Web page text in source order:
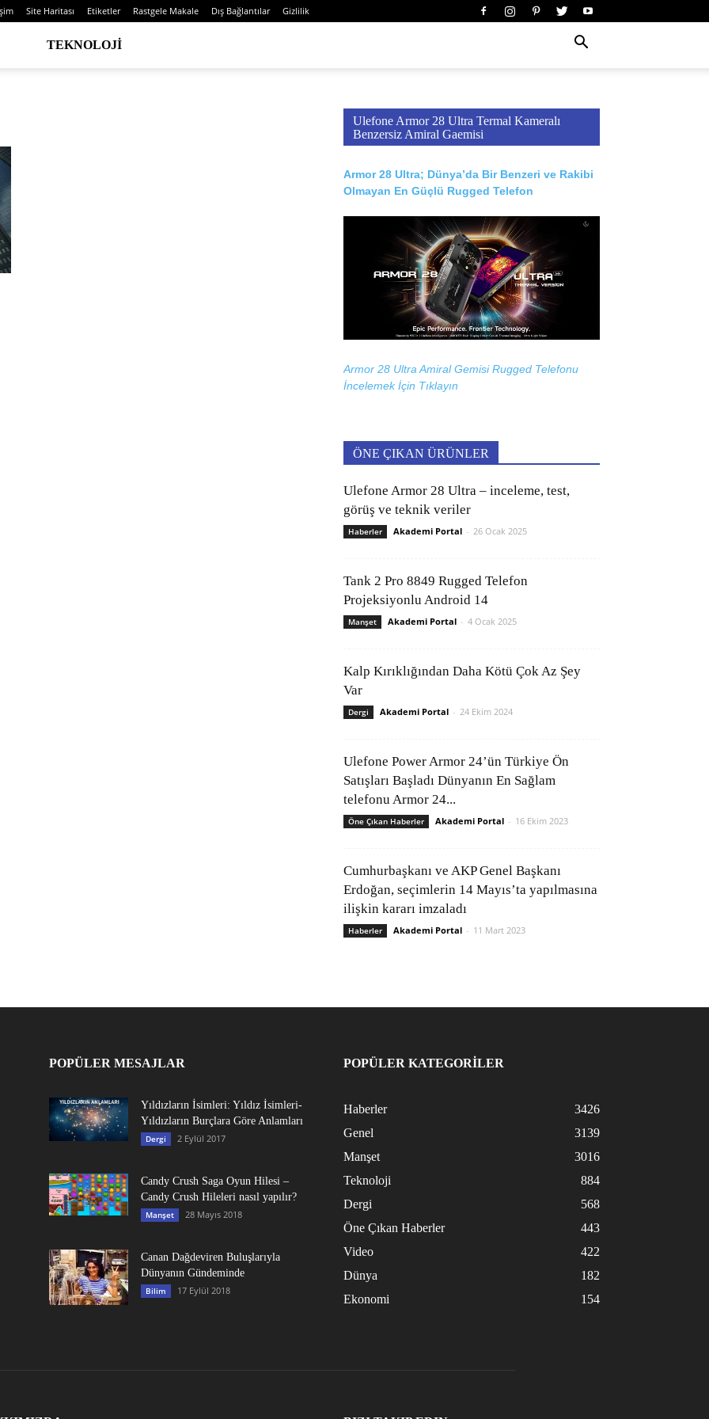
Site Haritası Etiketler Rastgele Makale Dış Bağlantılar Gizlilik
TEKNOLOJI
Ulefone Armor 28 Ultra Termal Kameralı
Benzersiz Amiral Gaemisi
Armor 28 Ultra; Dünya’da Bir Benzeri ve Rakibi
Olmayan En Güçlü Rugged Telefon
Armor 28 Ultra Amiral Gemisi Rugged Telefonu
İncelemek İçin Tıklayın
ÖNE ÇIKAN ÜRÜNLER
Ulefone Armor 28 Ultra – inceleme, test,
görüş ve teknik veriler
Haberler Akademi Portal - 26 Ocak 2025
Tank 2 Pro 8849 Rugged Telefon
Projeksiyonlu Android 14
Manşet Akademi Portal - 4 Ocak 2025
Kalp Kırıklığından Daha Kötü Çok Az Şey
Var
Dergi Akademi Portal - 24 Ekim 2024
Ulefone Power Armor 24’ün Türkiye Ön
Satışları Başladı Dünyanın En Sağlam
telefonu Armor 24...
Öne Çıkan Haberler Akademi Portal - 16 Ekim 2023
Cumhurbaşkanı ve AKP Genel Başkanı
Erdoğan, seçimlerin 14 Mayıs’ta yapılmasına
ilişkin kararı imzaladı
Haberler Akademi Portal - 11 Mart 2023
POPÜLER MESAJLAR
Yıldızların İsimleri: Yıldız İsimleri-
Yıldızların Burçlara Göre Anlamları
Dergi 2 Eylül 2017
Candy Crush Saga Oyun Hilesi –
Candy Crush Hileleri nasıl yapılır?
Manşet 28 Mayıs 2018
Canan Dağdeviren Buluşlarıyla
Dünyanın Gündeminde
Bilim 17 Eylül 2018
POPÜLER KATEGORİLER
Haberler
3426
Genel
3139
Manşet
3016
Teknoloji
884
Dergi
568
Öne Çıkan Haberler
443
Video
422
Dünya
182
Ekonomi
154